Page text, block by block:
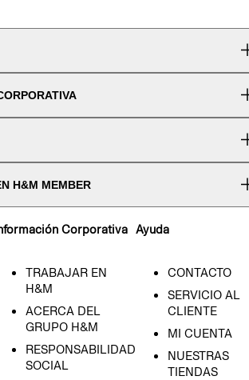
H&M MEMBER
Corporativa
TRABAJAR EN
H&M
ACERCA DEL
GRUPO H&M
RESPONSABILIDAD
SOCIAL
Ayuda
CONTACTO
SERVICIO AL
CLIENTE
MI CUENTA
NUESTRAS
TIENDAS